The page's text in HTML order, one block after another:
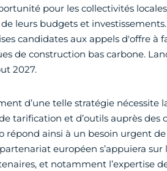
pour les collectivités
leurs budgets et
candidates aux appels d'offre à
de construction bas carbone.
2027.
d’une telle stratégie nécessite
tarification et d’outils auprès
répond ainsi à un besoin urgent
européen s’appuiera
et notamment l’expertise